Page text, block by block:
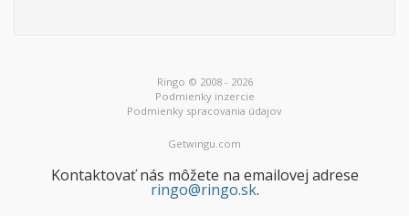
Ringo © 2008 - 2026
Podmienky inzercie
Podmienky spracovania údajov
Getwingu.com
Kontaktovať nás môžete na emailovej adrese
ringo@ringo.sk.